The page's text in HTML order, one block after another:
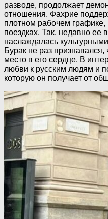
разводе, продолжает
отношения. Фахрие
плотном рабочем
поездках. Так, недавно ее
наслаждалась
Бурак не раз
место в его сердце. В
любви к русским людям и
которую он получает от